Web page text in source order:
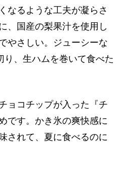
なるような工夫が凝らさ
、国産の梨果汁を使用し
やさしい。ジューシーな
り、生ハムを巻いて食べた
ョコチップが入った『チ
です。かき氷の爽快感に
されて、夏に食べるのに